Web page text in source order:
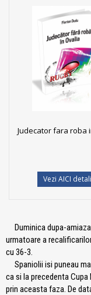
Judecator fara roba
Vezi AICI
Duminica dupa-
urmatoare a
cu 36-3.
Spaniolii isi puneau
ca si la precedenta
prin aceasta faza. De